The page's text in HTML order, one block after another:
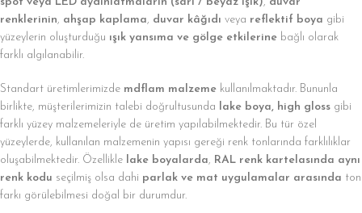
renklerinin, ahşap kaplama, duvar kâğıdı veya reflektif boya gibi
yüzeylerin oluşturduğu ışık yansıma ve gölge etkilerine bağlı olarak
farklı algılanabilir.
Standart üretimlerimizde mdflam malzeme kullanılmaktadır. Bununla
birlikte, müşterilerimizin talebi doğrultusunda
lake boya, high gloss gibi
farklı yüzey malzemeleriyle de üretim yapılabilmektedir. Bu tür özel
yüzeylerde, kullanılan malzemenin yapısı gereği renk tonlarında farklılıklar
oluşabilmektedir. Özellikle lake boyalarda, RAL renk kartelasında aynı
renk kodu seçilmiş olsa dahi parlak ve mat uygulamalar arasında ton
farkı görülebilmesi doğal bir durumdur.